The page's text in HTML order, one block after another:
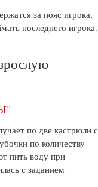
за пояс игрока,
последнего игрока.
по две кастрюли с
по количеству
пить воду при
с заданием